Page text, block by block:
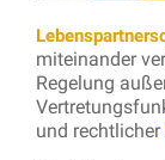
miteinander
Regelung
und rechtlicher